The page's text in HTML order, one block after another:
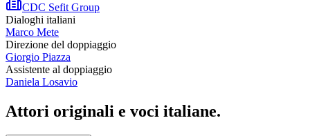
CDC Sefit Group
Dialoghi italiani
Marco Mete
Direzione del doppiaggio
Giorgio Piazza
Assistente al doppiaggio
Daniela Losavio
Attori originali e voci italiane.